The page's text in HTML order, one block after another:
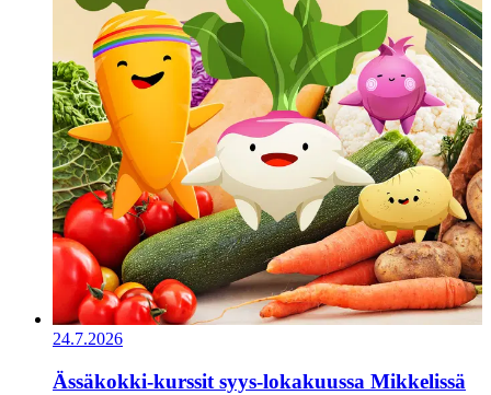
24.7.2026
Ässäkokki-kurssit syys-lokakuussa Mikkelissä